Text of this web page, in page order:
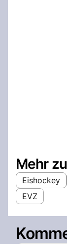
Mehr
Eishockey
EVZ